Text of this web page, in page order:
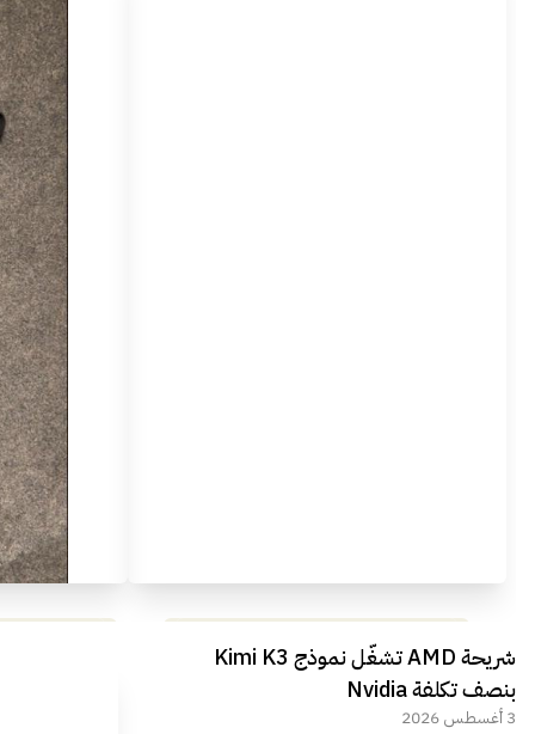
مراجعة شاملة لعملاق الألعاب
الجديد REDMAGIC 11 AIR
شريحة AMD تشغّل نموذج Kimi K3
بنصف تكلفة Nvidia
3 أغسطس 2026